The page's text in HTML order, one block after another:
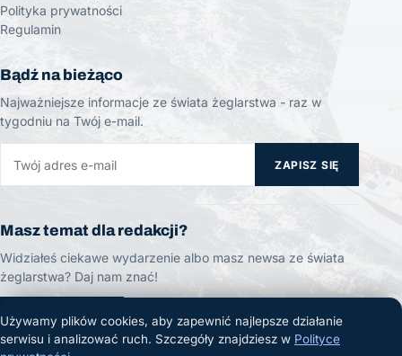
Polityka prywatności
Regulamin
Bądź na bieżąco
Najważniejsze informacje ze świata żeglarstwa - raz w
tygodniu na Twój e-mail.
ZAPISZ SIĘ
Masz temat dla redakcji?
Widziałeś ciekawe wydarzenie albo masz newsa ze świata
żeglarstwa? Daj nam znać!
ZGŁOŚ TEMAT
Używamy plików cookies, aby zapewnić najlepsze działanie
serwisu i analizować ruch. Szczegóły znajdziesz w Polityce